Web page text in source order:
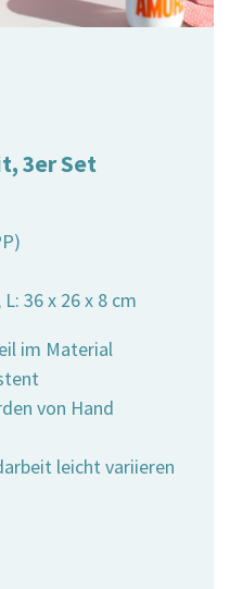
3er Set
36 x 26 x 8 cm
im Material
von Hand
leicht variieren